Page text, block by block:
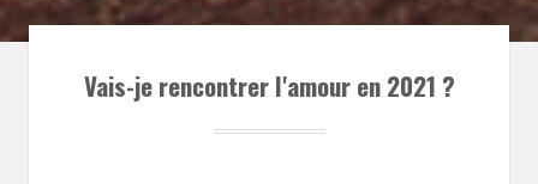
Vais-je rencontrer l'amour en 2021 ?